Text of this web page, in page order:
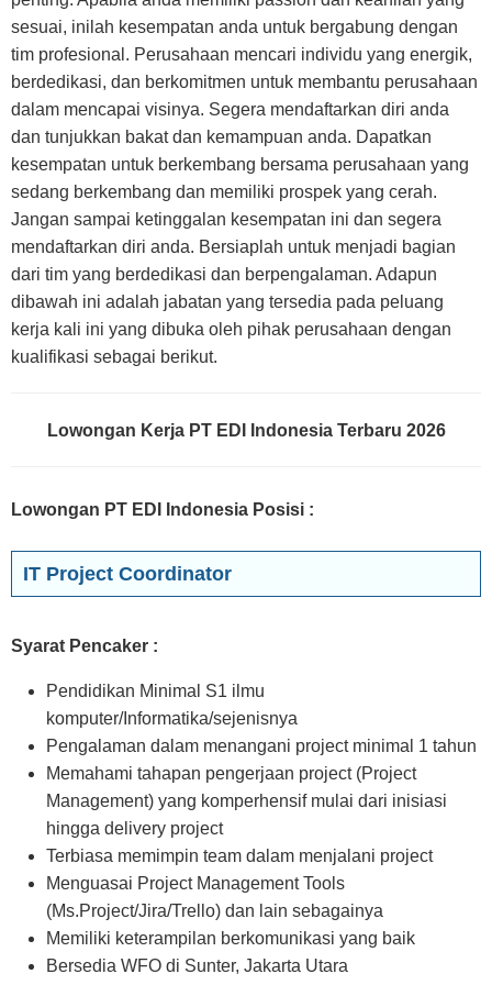
sesuai, inilah kesempatan anda untuk bergabung dengan
tim profesional. Perusahaan mencari individu yang energik,
berdedikasi, dan berkomitmen untuk membantu perusahaan
dalam mencapai visinya. Segera mendaftarkan diri anda
dan tunjukkan bakat dan kemampuan anda. Dapatkan
kesempatan untuk berkembang bersama perusahaan yang
sedang berkembang dan memiliki prospek yang cerah.
Jangan sampai ketinggalan kesempatan ini dan segera
mendaftarkan diri anda. Bersiaplah untuk menjadi bagian
dari tim yang berdedikasi dan berpengalaman. Adapun
dibawah ini adalah jabatan yang tersedia pada peluang
kerja kali ini yang dibuka oleh pihak perusahaan dengan
kualifikasi sebagai berikut.
Lowongan Kerja PT EDI Indonesia Terbaru 2026
Lowongan PT EDI Indonesia Posisi :
IT Project Coordinator
Syarat Pencaker :
Pendidikan Minimal S1 ilmu
komputer/Informatika/sejenisnya
Pengalaman dalam menangani project minimal 1 tahun
Memahami tahapan pengerjaan project (Project
Management) yang komperhensif mulai dari inisiasi
hingga delivery project
Terbiasa memimpin team dalam menjalani project
Menguasai Project Management Tools
(Ms.Project/Jira/Trello) dan lain sebagainya
Memiliki keterampilan berkomunikasi yang baik
Bersedia WFO di Sunter, Jakarta Utara